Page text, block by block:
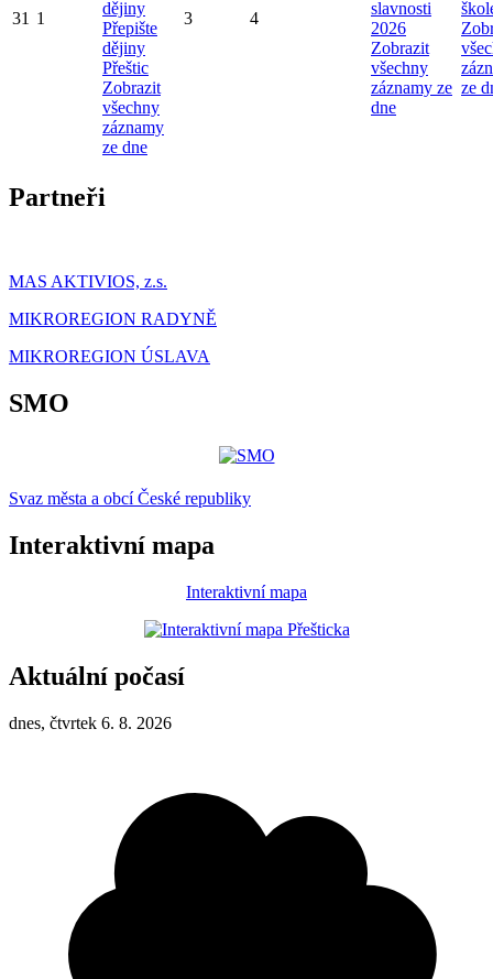
31 1
dějiny
Přepište
dějiny
Přeštic
Zobrazit
všechny
záznamy
ze dne
3 4
slavnosti
2026
Zobrazit
všechny
záznamy ze
dne
ze
Partneři
MAS AKTIVIOS, z.s.
MIKROREGION RADYNĚ
MIKROREGION ÚSLAVA
SMO
Svaz města a obcí České republiky
Interaktivní mapa
Interaktivní mapa
Aktuální počasí
dnes, čtvrtek 6. 8. 2026